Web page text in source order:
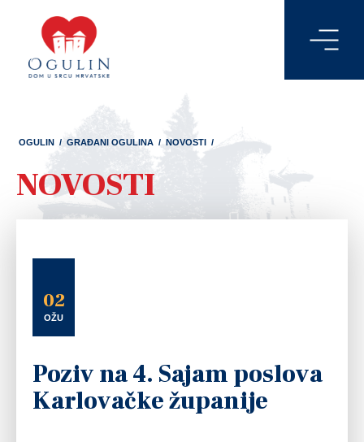
OGULIN / GRAĐANI OGULINA / NOVOSTI /
NOVOSTI
02
OŽU
Poziv na 4. Sajam poslova
Karlovačke županije